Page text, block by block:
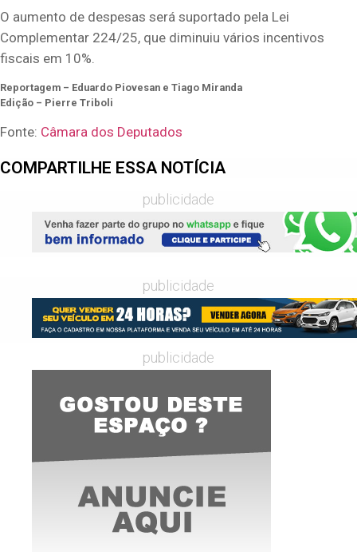
O aumento de despesas será suportado pela Lei
Complementar 224/25, que diminuiu vários incentivos
fiscais em 10%.
Reportagem – Eduardo Piovesan e Tiago Miranda
Edição – Pierre Triboli
Fonte: Câmara dos Deputados
COMPARTILHE ESSA NOTÍCIA
publicidade
publicidade
publicidade